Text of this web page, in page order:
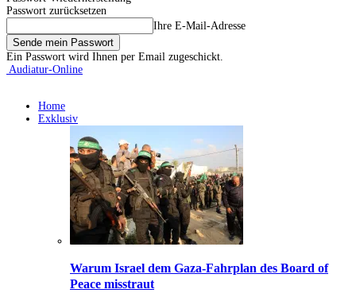
Passwort zurücksetzen
Ihre E-Mail-Adresse
Ein Passwort wird Ihnen per Email zugeschickt.
Audiatur-Online
Home
Exklusiv
Warum Israel dem Gaza-Fahrplan des Board of
Peace misstraut